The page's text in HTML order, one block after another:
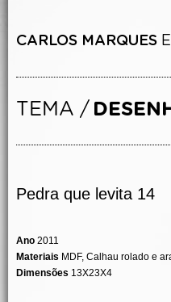
Pedra que levita 14
Ano 2011
Materiais MDF, Calhau rolado e
Dimensões 13X23X4